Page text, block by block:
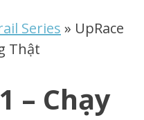
Series » UpRace
Thật
– Chạy